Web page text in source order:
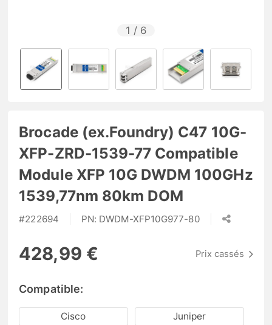
1 / 6
Brocade (ex.Foundry) C47 10G-
XFP-ZRD-1539-77 Compatible
Module XFP 10G DWDM 100GHz
1539,77nm 80km DOM
#222694 PN: DWDM-XFP10G977-80
428,99 € Prix cassés
Compatible:
Cisco Juniper